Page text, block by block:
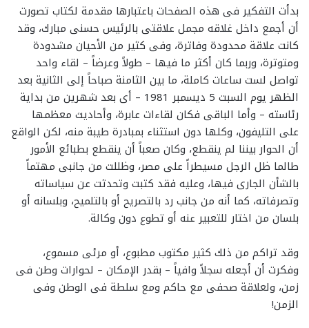
بدأت التفكير فى هذه الصفحات باعتبارها مقدمة لكتاب تصورت
أن أجمع داخل غلاقه مجمل علاقتى بالرئيس حسنى مبارك، وقد
كانت علاقة محدودة وفاترة، وفى كثير من الأحيان مشدودة
ومتوترة، وربما كان أكثر ما فيها – طولاً وعرضاً – لقاء واحد
تواصل لست ساعات كاملة، ما بين الثامنة صباحاً إلى الثانية بعد
الظهر يوم السبت 5 ديسمبر 1981 – أى بعد شهرين من بداية
رئاسته – وأما الباقى فكان لقاءات عابرة، وأحاديث معظمها
على التليفون، وكلها دون استثناء بمبادرة طيبة منه، لكن الواقع
أن الحوار بيننا لم ينقطع، وكان صعباً أن ينقطع بطبائع الأمور
طالما ظل الرجل مسيطراً على مصر، وظللت من جانبى مهتماً
بالشأن الجارى فيها، وعليه فقد كتبت وتحدثت عن سياساته
وتصرفاته، كما أنه من جانب رد بالتصريح أو بالتلميح، وبلسانه أو
بلسان من اختار للتعبير عنه أو تطوع دون وكالة.
وقد تراكم من ذلك كثير مكتوب مطبوع، أو مرئى مسموع،
وفكرت أن أجعله سجلاً وافياً – بقدر الإمكان – لحوارات وطن فى
زمن، ولعلاقة صحفى مع حاكم ومع سلطة فى الوطن وفى
الزمن!